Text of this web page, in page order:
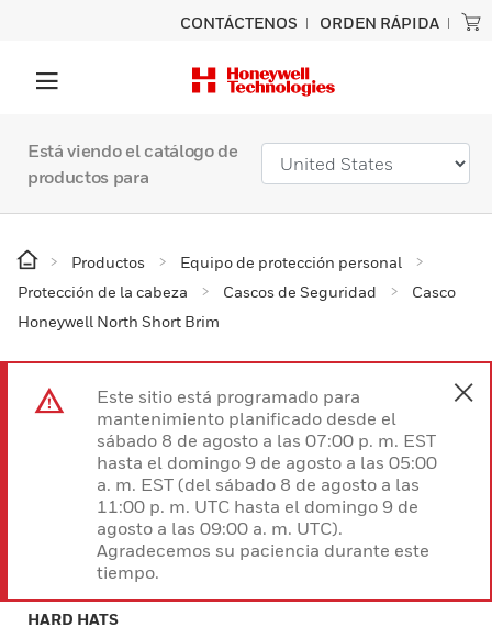
CONTÁCTENOS ORDEN RÁPIDA
Está viendo el catálogo de
productos para
Productos
Equipo de protección personal
Protección de la cabeza
Cascos de Seguridad
Casco
Honeywell North Short Brim
Este sitio está programado para
mantenimiento planificado desde el
sábado 8 de agosto a las 07:00 p. m. EST
hasta el domingo 9 de agosto a las 05:00
a. m. EST (del sábado 8 de agosto a las
11:00 p. m. UTC hasta el domingo 9 de
agosto a las 09:00 a. m. UTC).
Agradecemos su paciencia durante este
tiempo.
HARD HATS